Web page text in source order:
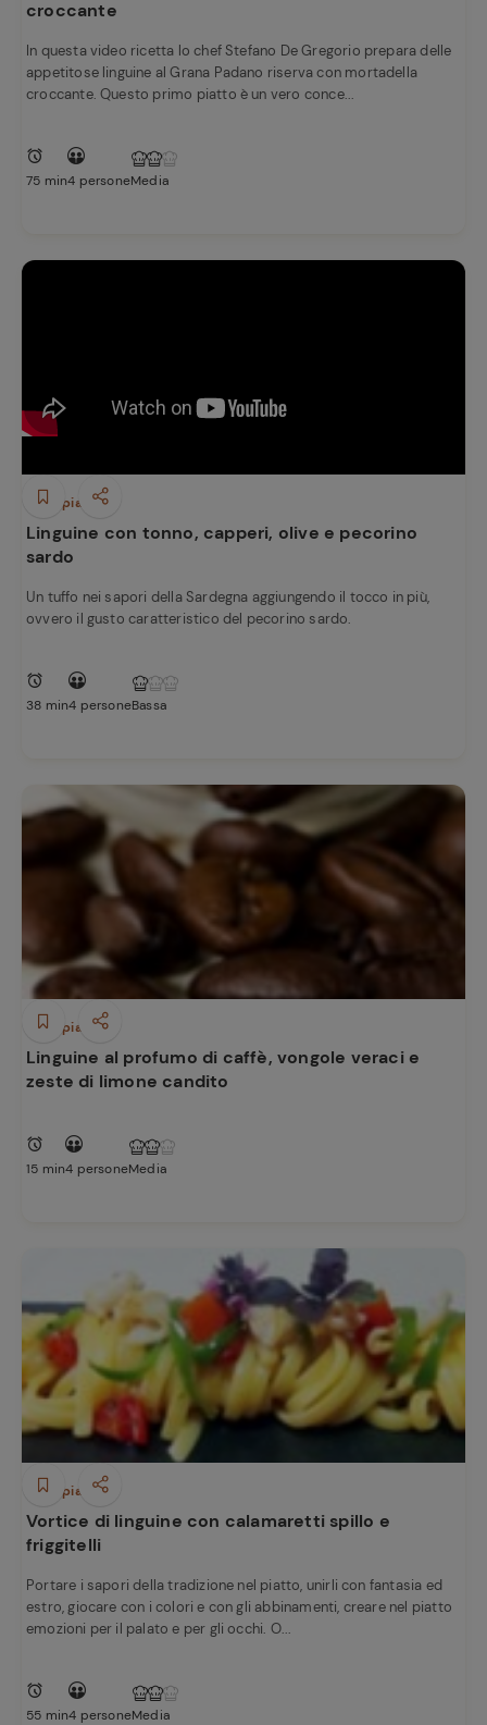
croccante
In questa video ricetta lo chef Stefano De Gregorio prepara delle
appetitose linguine al Grana Padano riserva con mortadella
croccante. Questo primo piatto è un vero conce...
75 min4 personeMedia
Primi piatti
Linguine con tonno, capperi, olive e pecorino
sardo
Un tuffo nei sapori della Sardegna aggiungendo il tocco in più,
ovvero il gusto caratteristico del pecorino sardo.
38 min4 personeBassa
Primi piatti
Linguine al profumo di caffè, vongole veraci e
zeste di limone candito
15 min4 personeMedia
Primi piatti
Vortice di linguine con calamaretti spillo e
friggitelli
Portare i sapori della tradizione nel piatto, unirli con fantasia ed
estro, giocare con i colori e con gli abbinamenti, creare nel piatto
emozioni per il palato e per gli occhi. O...
55 min4 personeMedia